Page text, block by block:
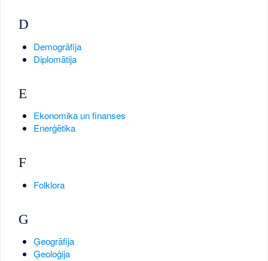
D
Demogrāfija
Diplomātija
E
Ekonomika un finanses
Enerģētika
F
Folklora
G
Ģeogrāfija
Ģeoloģija